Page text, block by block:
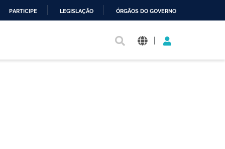
PARTICIPE LEGISLAÇÃO ÓRGÃOS DO GOVERNO
|